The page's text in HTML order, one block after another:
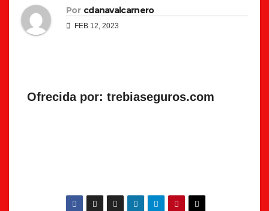
Por cdanavalcarnero
FEB 12, 2023
Ofrecida por: trebiaseguros.com